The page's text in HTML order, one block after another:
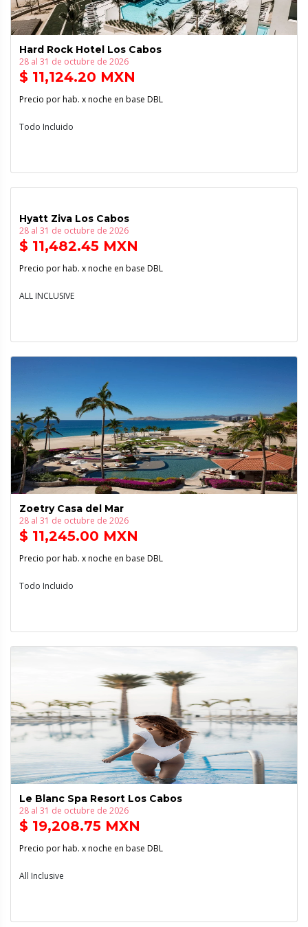
Hard Rock Hotel Los Cabos
28 al 31 de octubre de 2026
$ 11,124.20 MXN
Precio por hab. x noche en base DBL
Todo Incluido
Hyatt Ziva Los Cabos
28 al 31 de octubre de 2026
$ 11,482.45 MXN
Precio por hab. x noche en base DBL
ALL INCLUSIVE
Zoetry Casa del Mar
28 al 31 de octubre de 2026
$ 11,245.00 MXN
Precio por hab. x noche en base DBL
Todo Incluido
Le Blanc Spa Resort Los Cabos
28 al 31 de octubre de 2026
$ 19,208.75 MXN
Precio por hab. x noche en base DBL
All Inclusive